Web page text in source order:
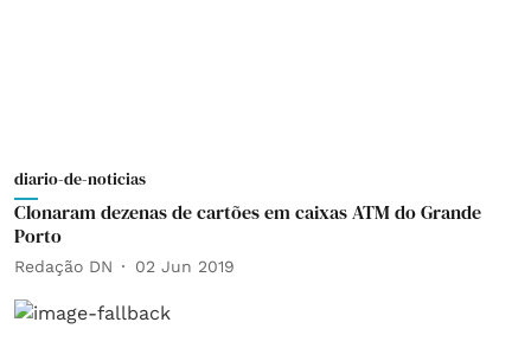
diario-de-noticias
Clonaram dezenas de cartões em caixas ATM do Grande
Porto
Redação DN 02 Jun 2019